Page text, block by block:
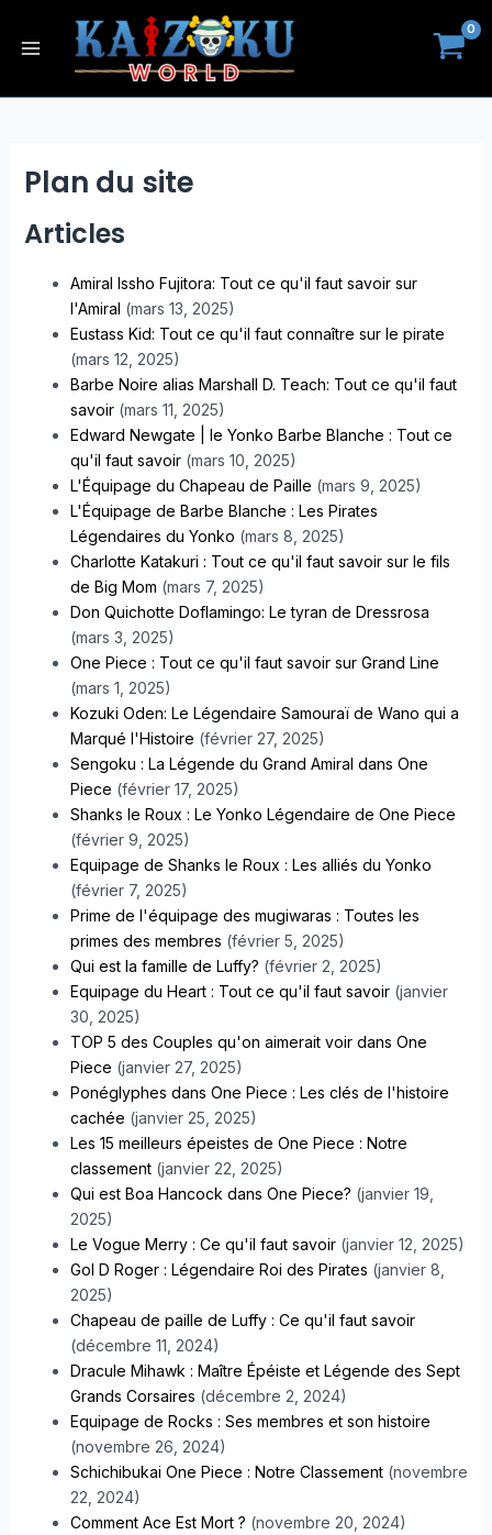
Menu
Plan du site
Articles
Amiral Issho Fujitora: Tout ce qu'il faut savoir sur
l'Amiral (mars 13, 2025)
Eustass Kid: Tout ce qu'il faut connaître sur le pirate
(mars 12, 2025)
Barbe Noire alias Marshall D. Teach: Tout ce qu'il faut
savoir (mars 11, 2025)
Edward Newgate | le Yonko Barbe Blanche : Tout ce
qu'il faut savoir (mars 10, 2025)
L'Équipage du Chapeau de Paille (mars 9, 2025)
L'Équipage de Barbe Blanche : Les Pirates
Légendaires du Yonko (mars 8, 2025)
Charlotte Katakuri : Tout ce qu'il faut savoir sur le fils
de Big Mom (mars 7, 2025)
Don Quichotte Doflamingo: Le tyran de Dressrosa
(mars 3, 2025)
One Piece : Tout ce qu'il faut savoir sur Grand Line
(mars 1, 2025)
Kozuki Oden: Le Légendaire Samouraï de Wano qui a
Marqué l'Histoire (février 27, 2025)
Sengoku : La Légende du Grand Amiral dans One
Piece (février 17, 2025)
Shanks le Roux : Le Yonko Légendaire de One Piece
(février 9, 2025)
Equipage de Shanks le Roux : Les alliés du Yonko
(février 7, 2025)
Prime de l'équipage des mugiwaras : Toutes les
primes des membres (février 5, 2025)
Qui est la famille de Luffy? (février 2, 2025)
Equipage du Heart : Tout ce qu'il faut savoir (janvier
30, 2025)
TOP 5 des Couples qu'on aimerait voir dans One
Piece (janvier 27, 2025)
Ponéglyphes dans One Piece : Les clés de l'histoire
cachée (janvier 25, 2025)
Les 15 meilleurs épeistes de One Piece : Notre
classement (janvier 22, 2025)
Qui est Boa Hancock dans One Piece? (janvier 19,
2025)
Le Vogue Merry : Ce qu'il faut savoir (janvier 12, 2025)
Gol D Roger : Légendaire Roi des Pirates (janvier 8,
2025)
Chapeau de paille de Luffy : Ce qu'il faut savoir
(décembre 11, 2024)
Dracule Mihawk : Maître Épéiste et Légende des Sept
Grands Corsaires (décembre 2, 2024)
Equipage de Rocks : Ses membres et son histoire
(novembre 26, 2024)
Schichibukai One Piece : Notre Classement (novembre
22, 2024)
Comment Ace Est Mort ? (novembre 20, 2024)